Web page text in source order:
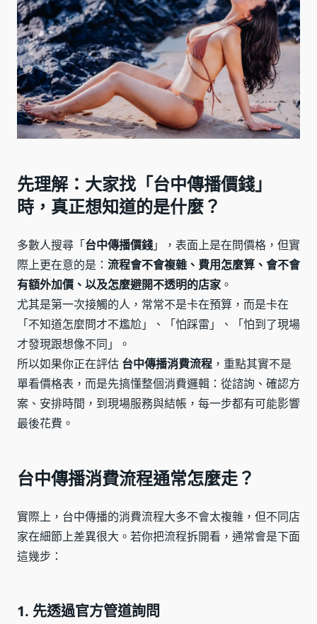
先理解：大家找「台中傳播價錢」
時，真正想知道的是什麼？
多數人搜尋「台中傳播價錢」，表面上是在問價格，但實
際上更在意的是： 流程會不會複雜、費用怎麼算、會不會
有額外加價、以及怎麼避開不透明的店家 。
尤其是第一次接觸的人，常常不是卡在預算，而是卡在
「不知道怎麼問才不尷尬」、「怕踩雷」、「怕到了現場
才發現跟想像不同」。
所以如果你正在評估 台中傳播消費流程 ，重點其實不是
單看價格表，而是先搞懂整個消費邏輯：從諮詢、確認方
案、安排時間，到現場服務與結帳，每一步都有可能影響
最後花費。
台中傳播消費流程通常怎麼走？
實際上，台中傳播的消費流程大多不會太複雜，但不同店
家在細節上差異很大。若你把流程拆開看，通常會是下面
這幾步：
1. 先透過官方管道詢問